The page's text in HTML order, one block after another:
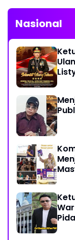
Nasional